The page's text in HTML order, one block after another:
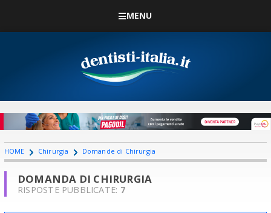
MENU
HOME Chirurgia Domande di Chirurgia
DOMANDA DI CHIRURGIA
RISPOSTE PUBBLICATE: 7